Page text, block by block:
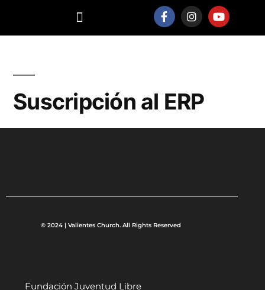
Suscripción al ERP
© 2024 | Valientes Church. All Rights Reserved
Fundación Juventud Libre